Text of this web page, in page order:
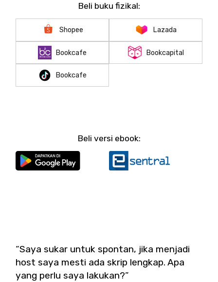
Beli buku fizikal:
Shopee Lazada
Bookcafe Bookcapital
Bookcafe
Beli versi ebook:
​“Saya sukar untuk spontan, jika menjadi
host saya mesti ada skrip lengkap. Apa
yang perlu saya lakukan?”